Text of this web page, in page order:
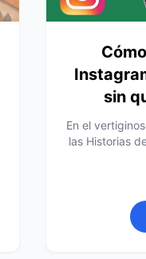
sin
En el
las Historias